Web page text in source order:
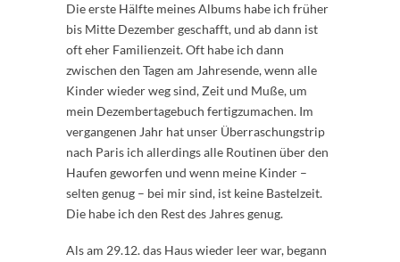
Die erste Hälfte meines Albums habe ich früher
bis Mitte Dezember geschafft, und ab dann ist
oft eher Familienzeit. Oft habe ich dann
zwischen den Tagen am Jahresende, wenn alle
Kinder wieder weg sind, Zeit und Muße, um
mein Dezembertagebuch fertigzumachen. Im
vergangenen Jahr hat unser Überraschungstrip
nach Paris ich allerdings alle Routinen über den
Haufen geworfen und wenn meine Kinder –
selten genug – bei mir sind, ist keine Bastelzeit.
Die habe ich den Rest des Jahres genug.
Als am 29.12. das Haus wieder leer war, begann